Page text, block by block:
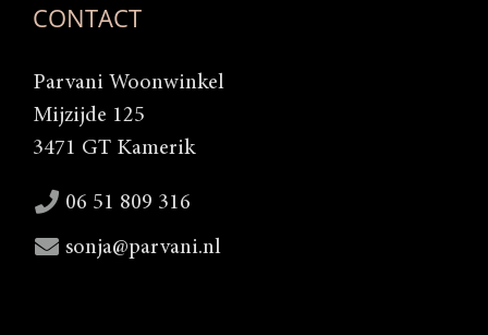
CONTACT
Parvani Woonwinkel
Mijzijde 125
3471 GT Kamerik
06 51 809 316
sonja@parvani.nl